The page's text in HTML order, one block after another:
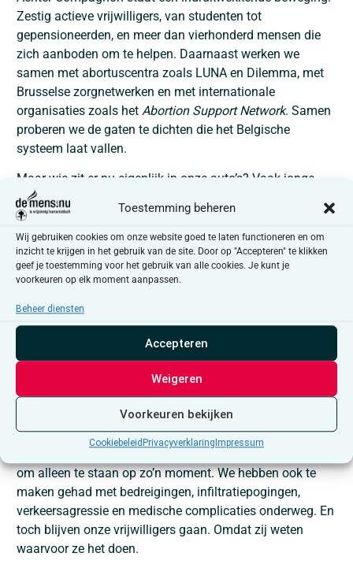
Toestemming beheren
Wij gebruiken cookies om onze website goed te laten functioneren en om
inzicht te krijgen in het gebruik van de site. Door op "Accepteren" te klikken
geef je toestemming voor het gebruik van alle cookies. Je kunt je
voorkeuren op elk moment aanpassen.
Beheer diensten
Accepteren
Weigeren
Voorkeuren bekijken
Cookiebeleid Privacyverklaring Impressum
Zestig actieve vrijwilligers, van studenten tot
gepensioneerden, en meer dan vierhonderd mensen die
zich aanboden om te helpen. Daarnaast werken we
samen met abortuscentra zoals LUNA en Dilemma, met
Brusselse zorgnetwerken en met internationale
organisaties zoals het Abortion Support Network. Samen
proberen we de gaten te dichten die het Belgische
systeem laat vallen.
Maar wie zit er nu eigenlijk in onze auto’s? Vaak jonge
mensen die hun leven nog aan het opbouwen zijn. Vaak
mensen met een migratieachtergrond of uit contexten
waar zwangerschap en seksualiteit zwaar beladen zijn.
En heel vaak mensen die al op zoveel andere fronten in
de miserie zitten en pas te laat door (moeten) hebben dat
kwetsbaarheid en administratieve uitsluiting lopen hier
dwars door elkaar. In sommige gevallen, zoals bij
kinderen of vluchtelingen, weegt de papierwinkel soms
bijna zwaarder dan de kilometers.
En het stopt niet aan de grens. In Nederland worden
zorgvragers soms opgewacht door mensen die hen willen
beschamen of intimideren. Daarom gaan onze
om alleen te staan op zo’n moment. We hebben ook te
maken gehad met bedreigingen, infiltratiepogingen,
verkeersagressie en medische complicaties onderweg. En
toch blijven onze vrijwilligers gaan. Omdat zij weten
waarvoor ze het doen.